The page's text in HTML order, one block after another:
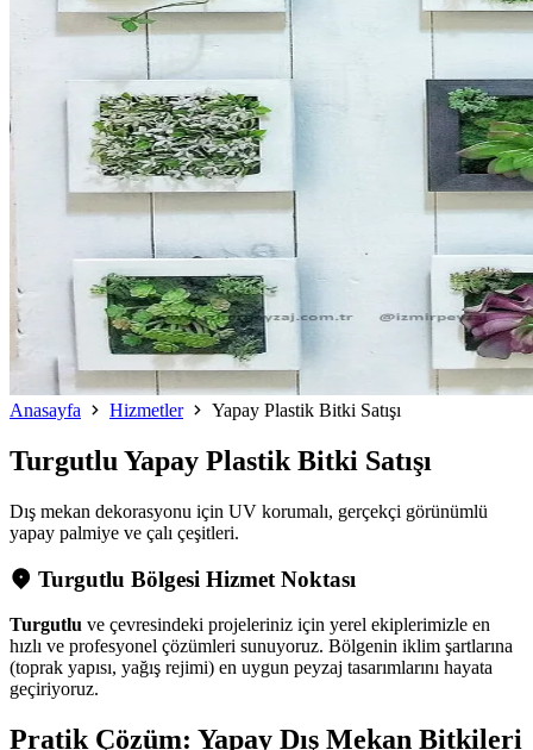
Anasayfa Hizmetler Yapay Plastik Bitki Satışı
Turgutlu Yapay Plastik Bitki Satışı
Dış mekan dekorasyonu için UV korumalı, gerçekçi görünümlü
yapay palmiye ve çalı çeşitleri.
Turgutlu Bölgesi Hizmet Noktası
Turgutlu ve çevresindeki projeleriniz için yerel ekiplerimizle en
hızlı ve profesyonel çözümleri sunuyoruz. Bölgenin iklim şartlarına
(toprak yapısı, yağış rejimi) en uygun peyzaj tasarımlarını hayata
geçiriyoruz.
Pratik Çözüm: Yapay Dış Mekan Bitkileri